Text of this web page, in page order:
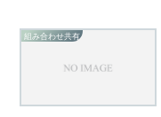
組み合わせ共有